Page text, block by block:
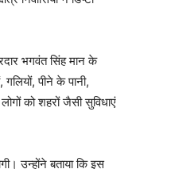
भगवंत सिंह मान के
पीने के पानी,
को शहरों जैसी सुविधाएं
उन्होंने बताया कि इस